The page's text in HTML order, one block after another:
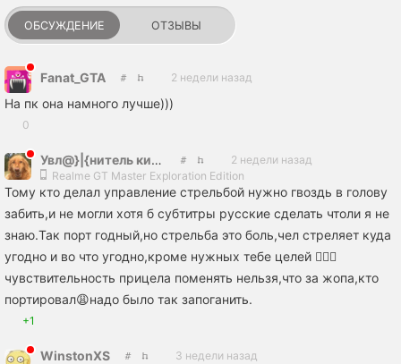
ОБСУЖДЕНИЕ ОТЗЫВЫ
Fanat_GTA 2 недели назад
На пк она намного лучше)))
0
Увл@}|{нитель кисок
2 недели назад
Realme GT Master Exploration Edition
Тому кто делал управление стрельбой нужно гвоздь в голову
забить,и не могли хотя б субтитры русские сделать чтоли я не
знаю.Так порт годный,но стрельба это боль,чел стреляет куда
угодно и во что угодно,кроме нужных тебе целей 🤦🏻‍♂️
чувствительность прицела поменять нельзя,что за жопа,кто
портировал😩надо было так запоганить.
+1
WinstonXS
3 недели назад